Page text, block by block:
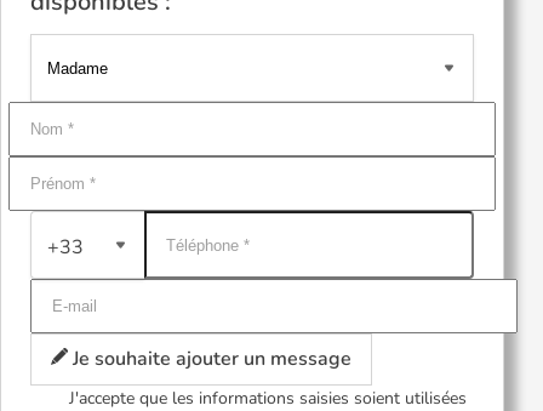
+33
Je souhaite ajouter un message
J'accepte que les informations saisies soient utilisées